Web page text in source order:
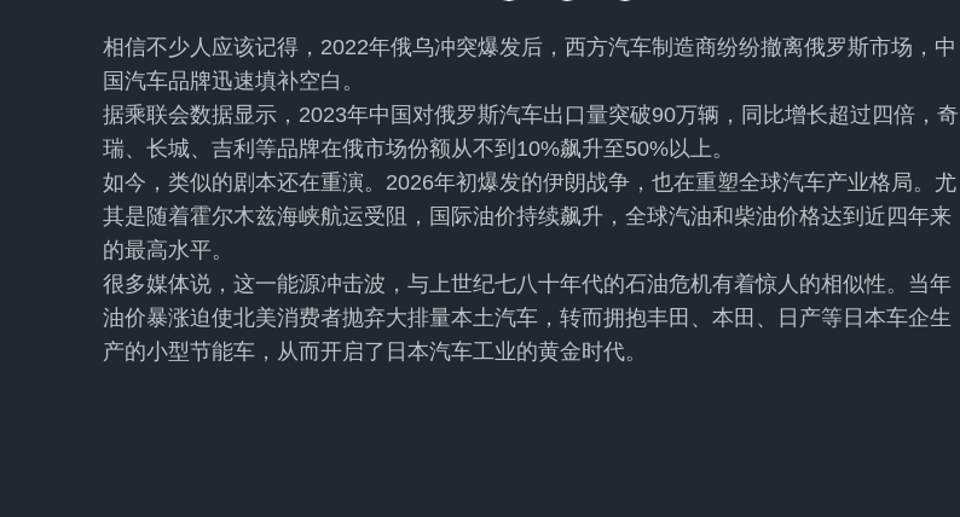
相信不少人应该记得，2022年俄乌冲突爆发后，西方汽车制造商纷纷撤离俄罗斯市场，中
国汽车品牌迅速填补空白。
据乘联会数据显示，2023年中国对俄罗斯汽车出口量突破90万辆，同比增长超过四倍，奇
瑞、长城、吉利等品牌在俄市场份额从不到10%飙升至50%以上。
如今，类似的剧本还在重演。2026年初爆发的伊朗战争，也在重塑全球汽车产业格局。尤
其是随着霍尔木兹海峡航运受阻，国际油价持续飙升，全球汽油和柴油价格达到近四年来
的最高水平。
很多媒体说，这一能源冲击波，与上世纪七八十年代的石油危机有着惊人的相似性。当年
油价暴涨迫使北美消费者抛弃大排量本土汽车，转而拥抱丰田、本田、日产等日本车企生
产的小型节能车，从而开启了日本汽车工业的黄金时代。